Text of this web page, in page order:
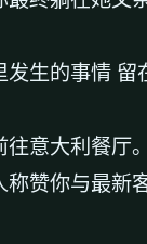
发生的事情 留
往意大利餐厅
称赞你与最新